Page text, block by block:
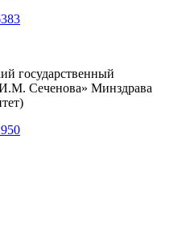
государственный
Сеченова» Минздрава